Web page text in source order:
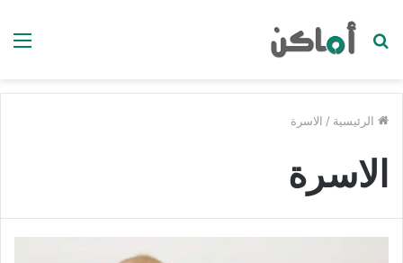
بحث
الرئيسية / الاسرة
الاسرة